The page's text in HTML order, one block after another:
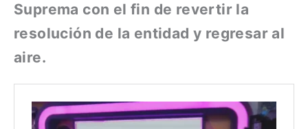
Suprema con el fin de revertir la
resolución de la entidad y regresar al
aire.